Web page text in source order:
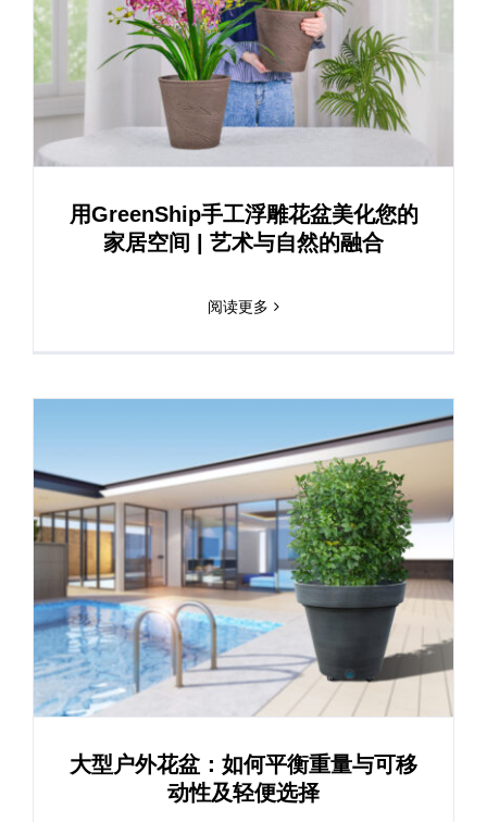
用GreenShip手工浮雕花盆美化您的
家居空间 | 艺术与自然的融合
阅读更多
大型户外花盆：如何平衡重量与可移
动性及轻便选择